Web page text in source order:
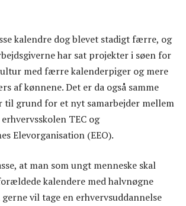
kalendre dog blevet stadigt færre, og
har sat projekter i søen for
med færre kalenderpiger og mere
af kønnene. Det er da også samme
til grund for et nyt samarbejder mellem
TEC og
Elevorganisation (EEO).
at man som ungt menneske skal
kalendere med halvnøgne
vil tage en erhvervsuddannelse